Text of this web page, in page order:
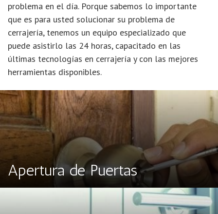
problema en el día. Porque sabemos lo importante
que es para usted solucionar su problema de
cerrajería, tenemos un equipo especializado que
puede asistirlo las 24 horas, capacitado en las
últimas tecnologías en cerrajería y con las mejores
herramientas disponibles.
Apertura de Puertas